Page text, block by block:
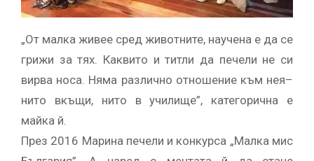
„От малка живее сред животните, научена е да се
грижи за тях. Каквито и титли да печели не си
вирва носа. Няма различно отношение към нея–
нито вкъщи, нито в училище”, категорична е
майка й.
През 2016 Марина печели и конкурса „Малка мис